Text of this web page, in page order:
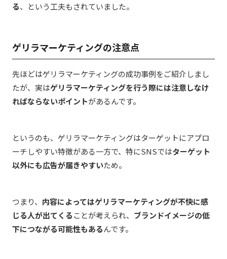
る、という工夫もされていました。
ゲリラマーケティングの注意点
先ほどはゲリラマーケティングの成功事例をご紹介しまし
たが、実はゲリラマーケティングを行う際には注意しなけ
ればならないポイントがあるんです。
というのも、ゲリラマーケティングはターゲットにアプロ
ーチしやすい特徴がある一方で、特にSNSではターゲット
以外にも広告が届きやすいため。
つまり、 内容によってはゲリラマーケティングが不快に感
じる人が出てくることが考えられ、 ブランドイメージの低
下につながる可能性もあるんです。